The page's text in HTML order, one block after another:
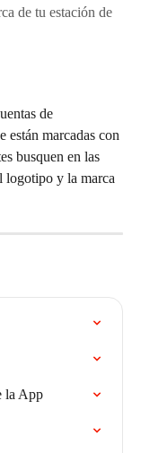
de tu estación de
de
marcadas con
busquen en las
logotipo y la marca
la App